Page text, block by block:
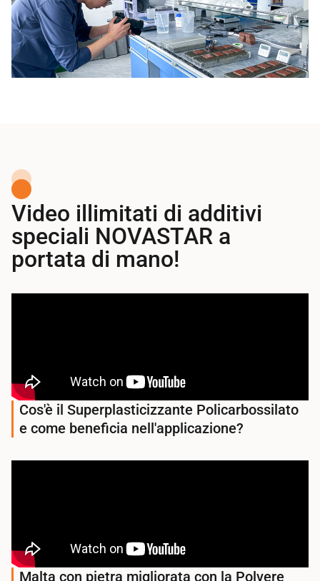
Video illimitati di additivi
speciali NOVASTAR a
portata di mano!
Cos'è il Superplasticizzante Policarbossilato
e come beneficia nell'applicazione?
Malta con pietra migliorata con la Polvere